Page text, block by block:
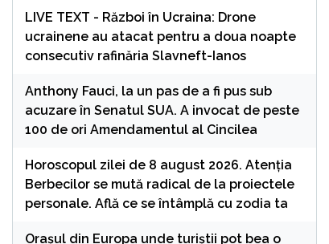
LIVE TEXT - Război în Ucraina: Drone
ucrainene au atacat pentru a doua noapte
consecutiv rafinăria Slavneft-Ianos
Anthony Fauci, la un pas de a fi pus sub
acuzare în Senatul SUA. A invocat de peste
100 de ori Amendamentul al Cincilea
Horoscopul zilei de 8 august 2026. Atenția
Berbecilor se mută radical de la proiectele
personale. Află ce se întâmplă cu zodia ta
Orașul din Europa unde turiștii pot bea o